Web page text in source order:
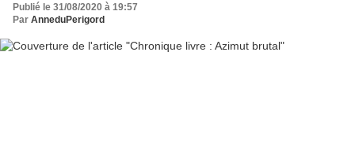
Publié le 31/08/2020 à 19:57
Par AnneduPerigord